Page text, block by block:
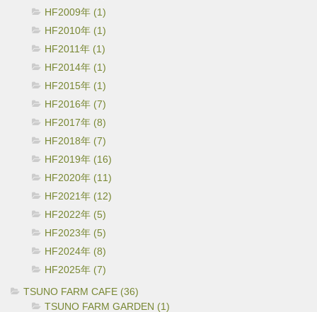
HF2009年 (1)
HF2010年 (1)
HF2011年 (1)
HF2014年 (1)
HF2015年 (1)
HF2016年 (7)
HF2017年 (8)
HF2018年 (7)
HF2019年 (16)
HF2020年 (11)
HF2021年 (12)
HF2022年 (5)
HF2023年 (5)
HF2024年 (8)
HF2025年 (7)
TSUNO FARM CAFE (36)
TSUNO FARM GARDEN (1)